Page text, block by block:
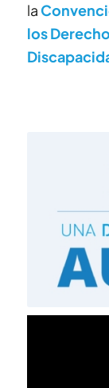
la
los